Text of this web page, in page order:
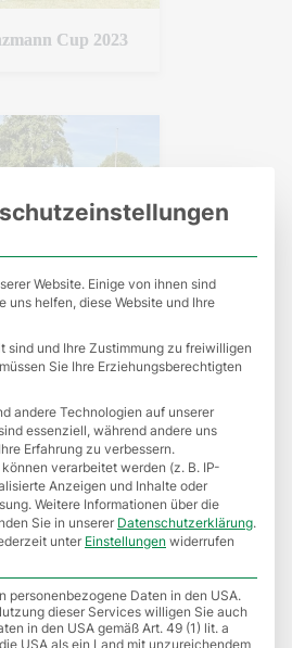
Cup 2023
CM 2023
Website. Einige von ihnen sind
uns helfen, diese Website und Ihre
sind und Ihre Zustimmung zu freiwilligen
Sie Ihre Erziehungsberechtigten
andere Technologien auf unserer
essenziell, während andere uns
Erfahrung zu verbessern.
verarbeitet werden (z. B. IP-
Anzeigen und Inhalte oder
Weitere Informationen über die
Sie in unserer Datenschutzerklärung.
unter Einstellungen widerrufen
personenbezogene Daten in den USA.
dieser Services willigen Sie auch
in den USA gemäß Art. 49 (1) lit. a
USA als ein Land mit unzureichendem